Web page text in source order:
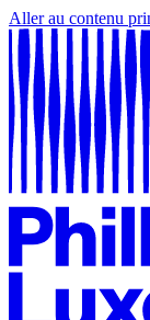
Aller au contenu